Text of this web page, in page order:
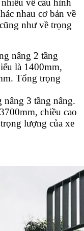
về cấu hình
nhau cơ bản về
như về trọng
nâng 2 tầng
là 1400mm,
Tổng trọng
3 tầng nâng.
chiều cao
lượng của xe